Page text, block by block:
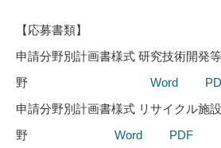
【応募書類】
申請分野別計画書様式 研究技術開発
野
Word
申請分野別計画書様式 リサイクル施
野
Word
PDF